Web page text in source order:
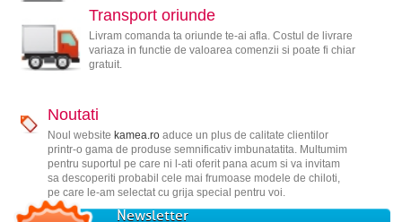
Transport oriunde
Livram comanda ta oriunde te-ai afla. Costul de livrare
variaza in functie de valoarea comenzii si poate fi chiar
gratuit.
Noutati
Noul website kamea.roaduce un plus de calitate clientilor
printr-o gama de produse semnificativ imbunatatita. Multumim
pentru suportul pe care ni l-ati oferit pana acum si va invitam
sa descoperiti probabil cele mai frumoase modele de chiloti,
pe care le-am selectat cu grija special pentru voi.
Newsletter